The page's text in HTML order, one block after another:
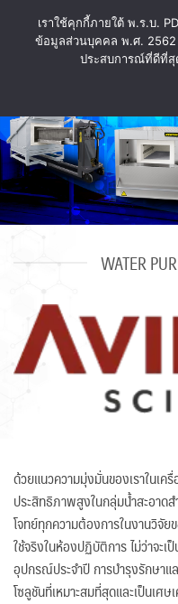
WATER
ด้วยแนวความมุ่งมั่นของเราในเ
ประสิทธิภาพสูงในกลุ่มน้ำสะอา
โจทย์ทุกความต้องการในงานวิจั
ใช้จริงในห้องปฏิบัติการ ไม่ว่าจะเ
อุปกรณ์ประจำปี การบำรุงรักษาแ
โซลูชันที่เหมาะสมที่สุดและเป็นเ
เราใช้คุกกี้ภายใต้ พ.ร.บ.
ข้อมูลส่วนบุคคล พ.ศ. 2562
ประสบการณ์ที่ดีที่สุ